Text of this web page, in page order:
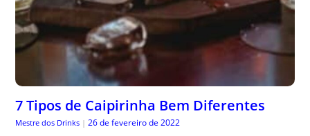
7 Tipos de Caipirinha Bem Diferentes
Mestre dos Drinks | 26 de fevereiro de 2022